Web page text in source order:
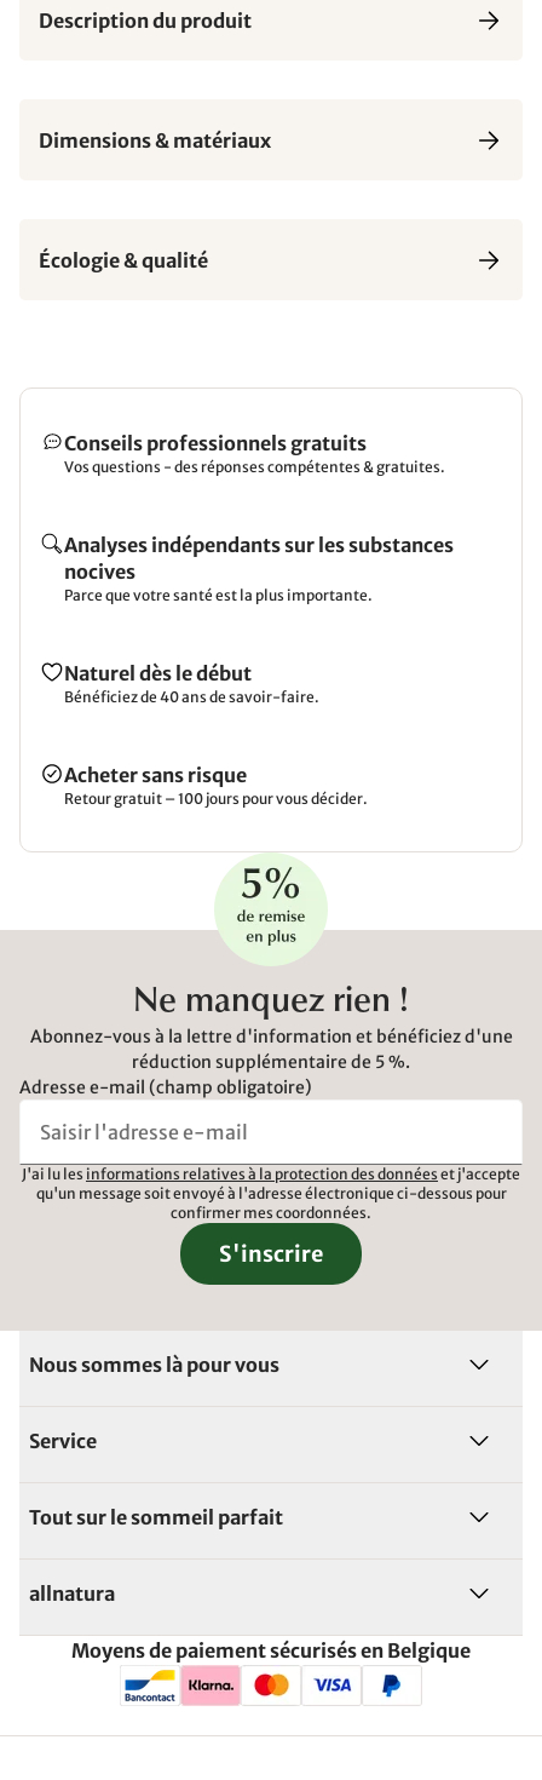
Description du produit
Dimensions & matériaux
Écologie & qualité
Conseils professionnels gratuits
Vos questions - des réponses compétentes & gratuites.
Analyses indépendants sur les substances
nocives
Parce que votre santé est la plus importante.
Naturel dès le début
Bénéficiez de 40 ans de savoir-faire.
Acheter sans risque
Retour gratuit – 100 jours pour vous décider.
Ne manquez rien !
Abonnez-vous à la lettre d'information et bénéficiez d'une
réduction supplémentaire de 5 %.
Adresse e-mail (champ obligatoire)
J'ai lu les informations relatives à la protection des données et j'accepte
qu'un message soit envoyé à l'adresse électronique ci-dessous pour
confirmer mes coordonnées.
S'inscrire
Nous sommes là pour vous
Service
Tout sur le sommeil parfait
allnatura
Moyens de paiement sécurisés en Belgique